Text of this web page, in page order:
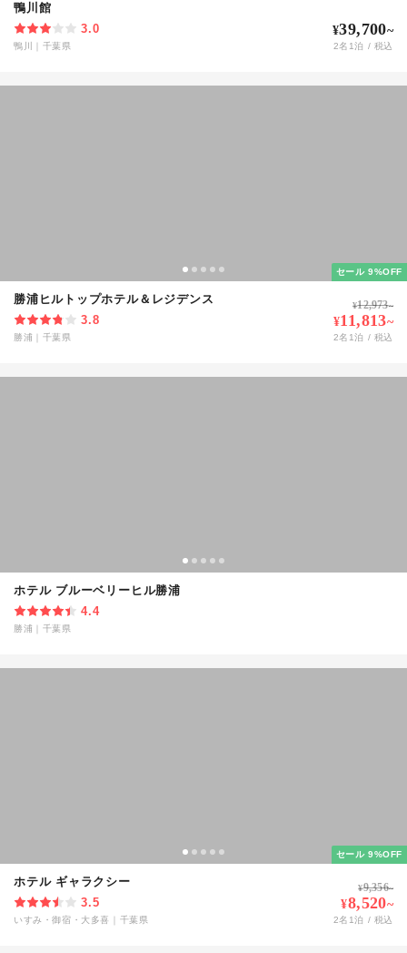
鴨川館
3.0
鴨川 千葉県
¥39,700~
2名 1泊 / 税込
セール 9%OFF
勝浦ヒルトップホテル＆レジデンス
3.8
勝浦 千葉県
¥12,973~
¥11,813~
2名 1泊 / 税込
ホテル ブルーベリーヒル勝浦
4.4
勝浦 千葉県
セール 9%OFF
ホテル ギャラクシー
3.5
いすみ・御宿・大多喜 千葉県
¥9,356~
¥8,520~
2名 1泊 / 税込